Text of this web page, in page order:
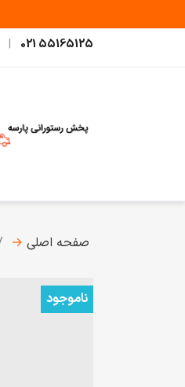
021 55165125
|
صفحه اصلی →
ناموجود